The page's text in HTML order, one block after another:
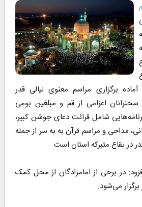
برگزاری مراسم معنوی لیالی قدر
اعزامی از قم و مبلغین بومی
شامل قرائت دعای جوشن کبیر،
مداحی و مراسم قرآن به به سر از جمله
در بقاع متبرکه استان است.
در برخی از امامزادگان از محل کمک
می‌شود.